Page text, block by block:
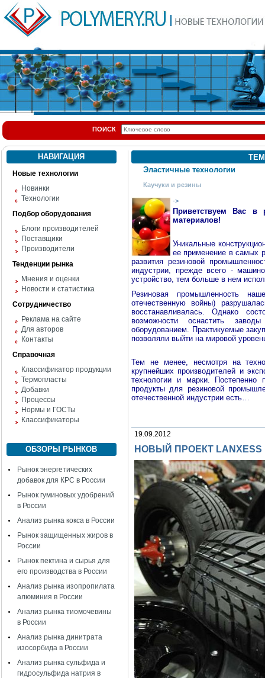
ПОИСК
НАВИГАЦИЯ
Новые технологии
Новинки
Технологии
Подбор оборудования
Блоги производителей
Поставщики
Производители
Тенденции рынка
Мнения и оценки
Новости и статистика
Сотрудничество
Реклама на сайте
Для авторов
Контакты
Справочная
Классификатор продукции
Термопласты
Добавки
Процессы
Нормы и ГОСТы
Классификаторы
ОБЗОРЫ РЫНКОВ
Рынок энергетических
добавок для КРС в России
Рынок гуминовых удобрений
в России
Анализ рынка кокса в России
Рынок защищенных жиров в
России
Рынок пектина и сырья для
его производства в России
Анализ рынка изопропилата
алюминия в России
Анализ рынка тиомочевины
в России
Анализ рынка динитрата
изосорбида в России
Анализ рынка сульфида и
гидросульфида натрия в
Эластичные технологии
Каучуки и резины
->
Приветствуем Вас в
материалов!
Уникальные
ее применение в самых
развития резиновой
индустрии, прежде всего -
устройство, тем больше в нем
Резиновая промышленность
отечественную войны)
восстанавливалась. Однако
возможности оснастить
оборудованием. Практикуемые
позволяли выйти на мировой
Тем не менее, несмотря на
крупнейших производителей и
технологии и марки.
продукты для резиновой
отечественной индустрии есть…
19.09.2012
НОВЫЙ ПРОЕКТ